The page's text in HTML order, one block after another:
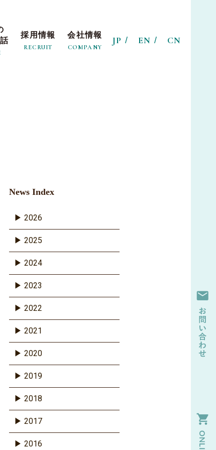
採用情報
RECRUIT
会社情報
COMPANY
JP EN CN
News Index
2026
2025
2024
2023
2022
2021
2020
2019
2018
2017
2016